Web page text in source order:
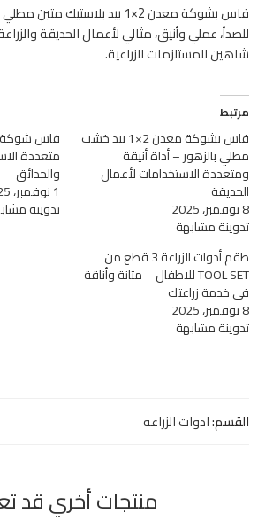
فاس بشوكة معدن 2×1 بيد بلاستيك
للصدأ، عملي وأنيق، مثالي لأعمال الحديقة
شاهين للمستلزمات الزراعية.
مرتبط
فاس بشوكة معدن 2×1 بيد خشب
مطلي بالزهور – أداة أنيقة
ومتعددة الاستخدامات لأعمال
الحديقة
8 نوفمبر، 2025
تدوينة مشابهة
فاس شوكة
متعددة
والحدائق
1 نوفمبر، 2025
تدوينة
طقم أدوات الزراعة 3 قطع من
TOOL SET للاطفال – متانة وأناقة
في خدمة زراعتك
8 نوفمبر، 2025
تدوينة مشابهة
القسم:ادوات الزراعه
منتجات أخري قد